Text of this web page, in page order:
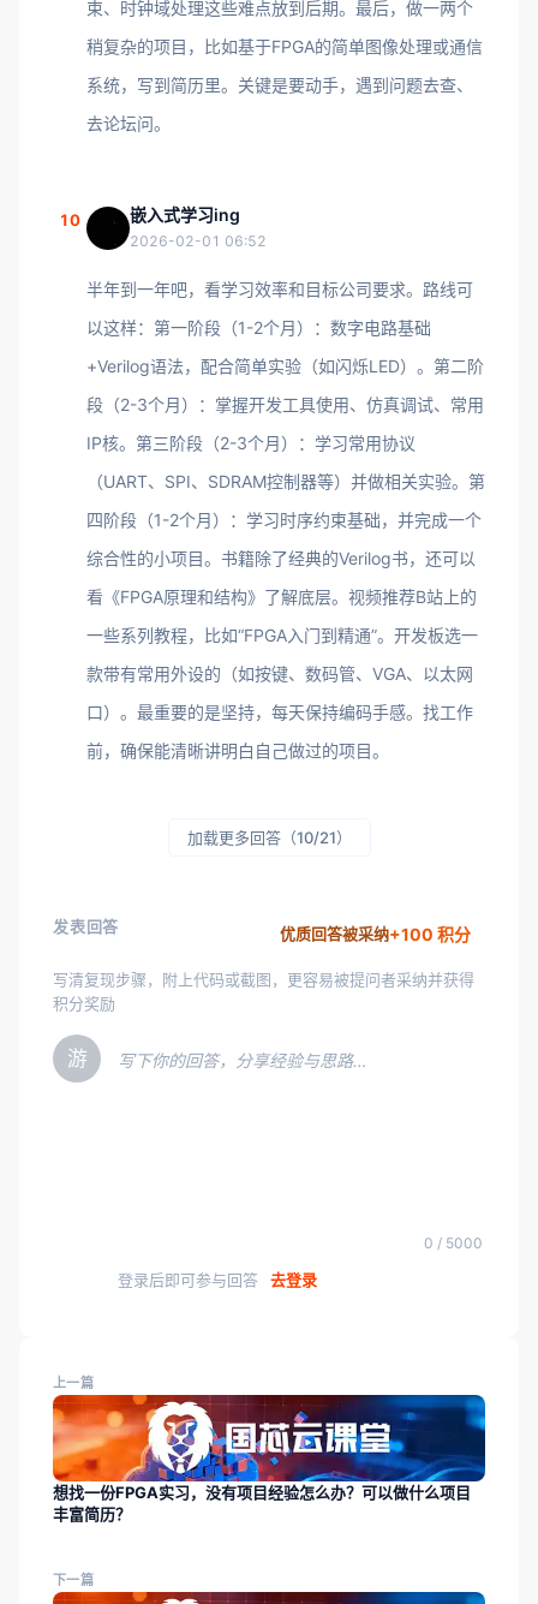
束、时钟域处理这些难点放到后期。最后，做一两个
稍复杂的项目，比如基于FPGA的简单图像处理或通信
系统，写到简历里。关键是要动手，遇到问题去查、
去论坛问。
10 嵌入式学习ing
2026-02-01 06:52
半年到一年吧，看学习效率和目标公司要求。路线可
以这样：第一阶段（1-2个月）：数字电路基础
+Verilog语法，配合简单实验（如闪烁LED）。第二阶
段（2-3个月）：掌握开发工具使用、仿真调试、常用
IP核。第三阶段（2-3个月）：学习常用协议
（UART、SPI、SDRAM控制器等）并做相关实验。第
四阶段（1-2个月）：学习时序约束基础，并完成一个
综合性的小项目。书籍除了经典的Verilog书，还可以
看《FPGA原理和结构》了解底层。视频推荐B站上的
一些系列教程，比如“FPGA入门到精通”。开发板选一
款带有常用外设的（如按键、数码管、VGA、以太网
口）。最重要的是坚持，每天保持编码手感。找工作
前，确保能清晰讲明白自己做过的项目。
加载更多回答（10/21）
发表回答 优质回答被采纳+100 积分
写清复现步骤，附上代码或截图，更容易被提问者采纳并获得
积分奖励
游 写下你的回答，分享经验与思路…
0 / 5000
登录后即可参与回答 去登录
上一篇
想找一份FPGA实习，没有项目经验怎么办？可以做什么项目
丰富简历？
下一篇